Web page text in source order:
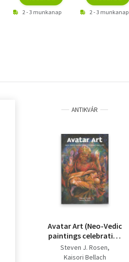
2 - 3 munkanap 2 - 3 munkanap
ANTIKVÁR
Avatar Art (Neo-Vedic
paintings celebrating
life)
Steven J. Rosen
Kaisori Bellach